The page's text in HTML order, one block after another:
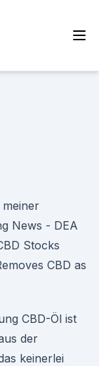
News - DEA
Stocks
CBD as
CBD-Öl ist
der
keinerlei